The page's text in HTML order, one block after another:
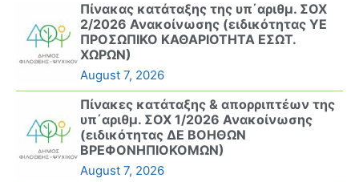
Πίνακας κατάταξης της υπ΄αριθμ. ΣΟΧ
2/2026 Ανακοίνωσης (ειδικότητας ΥΕ
ΠΡΟΣΩΠΙΚΟ ΚΑΘΑΡΙΟΤΗΤΑ ΕΣΩΤ.
ΧΩΡΩΝ)
August 7, 2026
Πίνακες κατάταξης & απορριπτέων της
υπ΄αριθμ. ΣΟΧ 1/2026 Ανακοίνωσης
(ειδικότητας ΔΕ ΒΟΗΘΩΝ
ΒΡΕΦΟΝΗΠΙΟΚΟΜΩΝ)
August 7, 2026